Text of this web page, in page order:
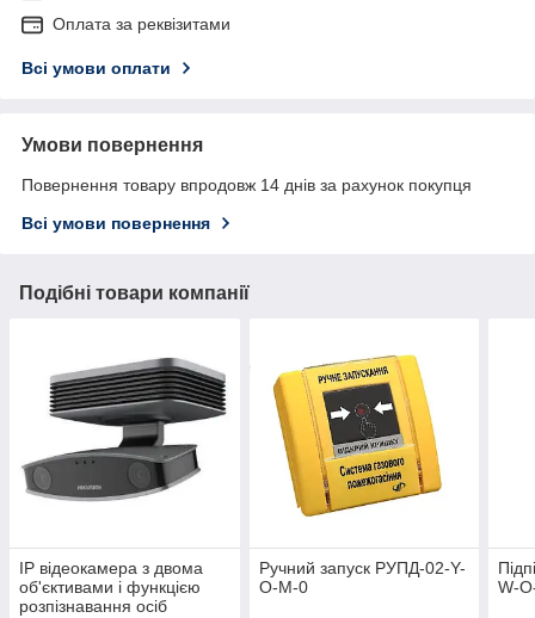
Оплата за реквізитами
Всі умови оплати
Умови повернення
Повернення товару впродовж 14 днів за рахунок покупця
Всі умови повернення
Подібні товари компанії
IP відеокамера з двома
об'єктивами і функцією
розпізнавання осіб
Ручний запуск РУПД-02-Y-
О-М-0
W-